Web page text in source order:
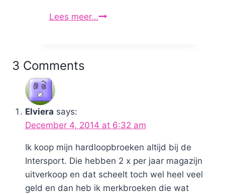
Lees meer…Hardlooptights
3 Comments
Elviera says:
December 4, 2014 at 6:32 am
Ik koop mijn hardloopbroeken altijd bij de
Intersport. Die hebben 2 x per jaar magazijn
uitverkoop en dat scheelt toch wel heel veel
geld en dan heb ik merkbroeken die wat